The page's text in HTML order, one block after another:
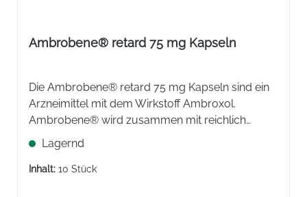
Ambrobene® retard 75 mg Kapseln
Die Ambrobene® retard 75 mg Kapseln sind ein
Arzneimittel mit dem Wirkstoff Ambroxol.
Ambrobene® wird zusammen mit reichlich
Flüssigkeit angewendet zur schleimlösenden
Behandlung bei akuten und chronischen
Erkrankungen der Bronchien und der Lunge.
Lagernd
Inhalt: 10 Stück